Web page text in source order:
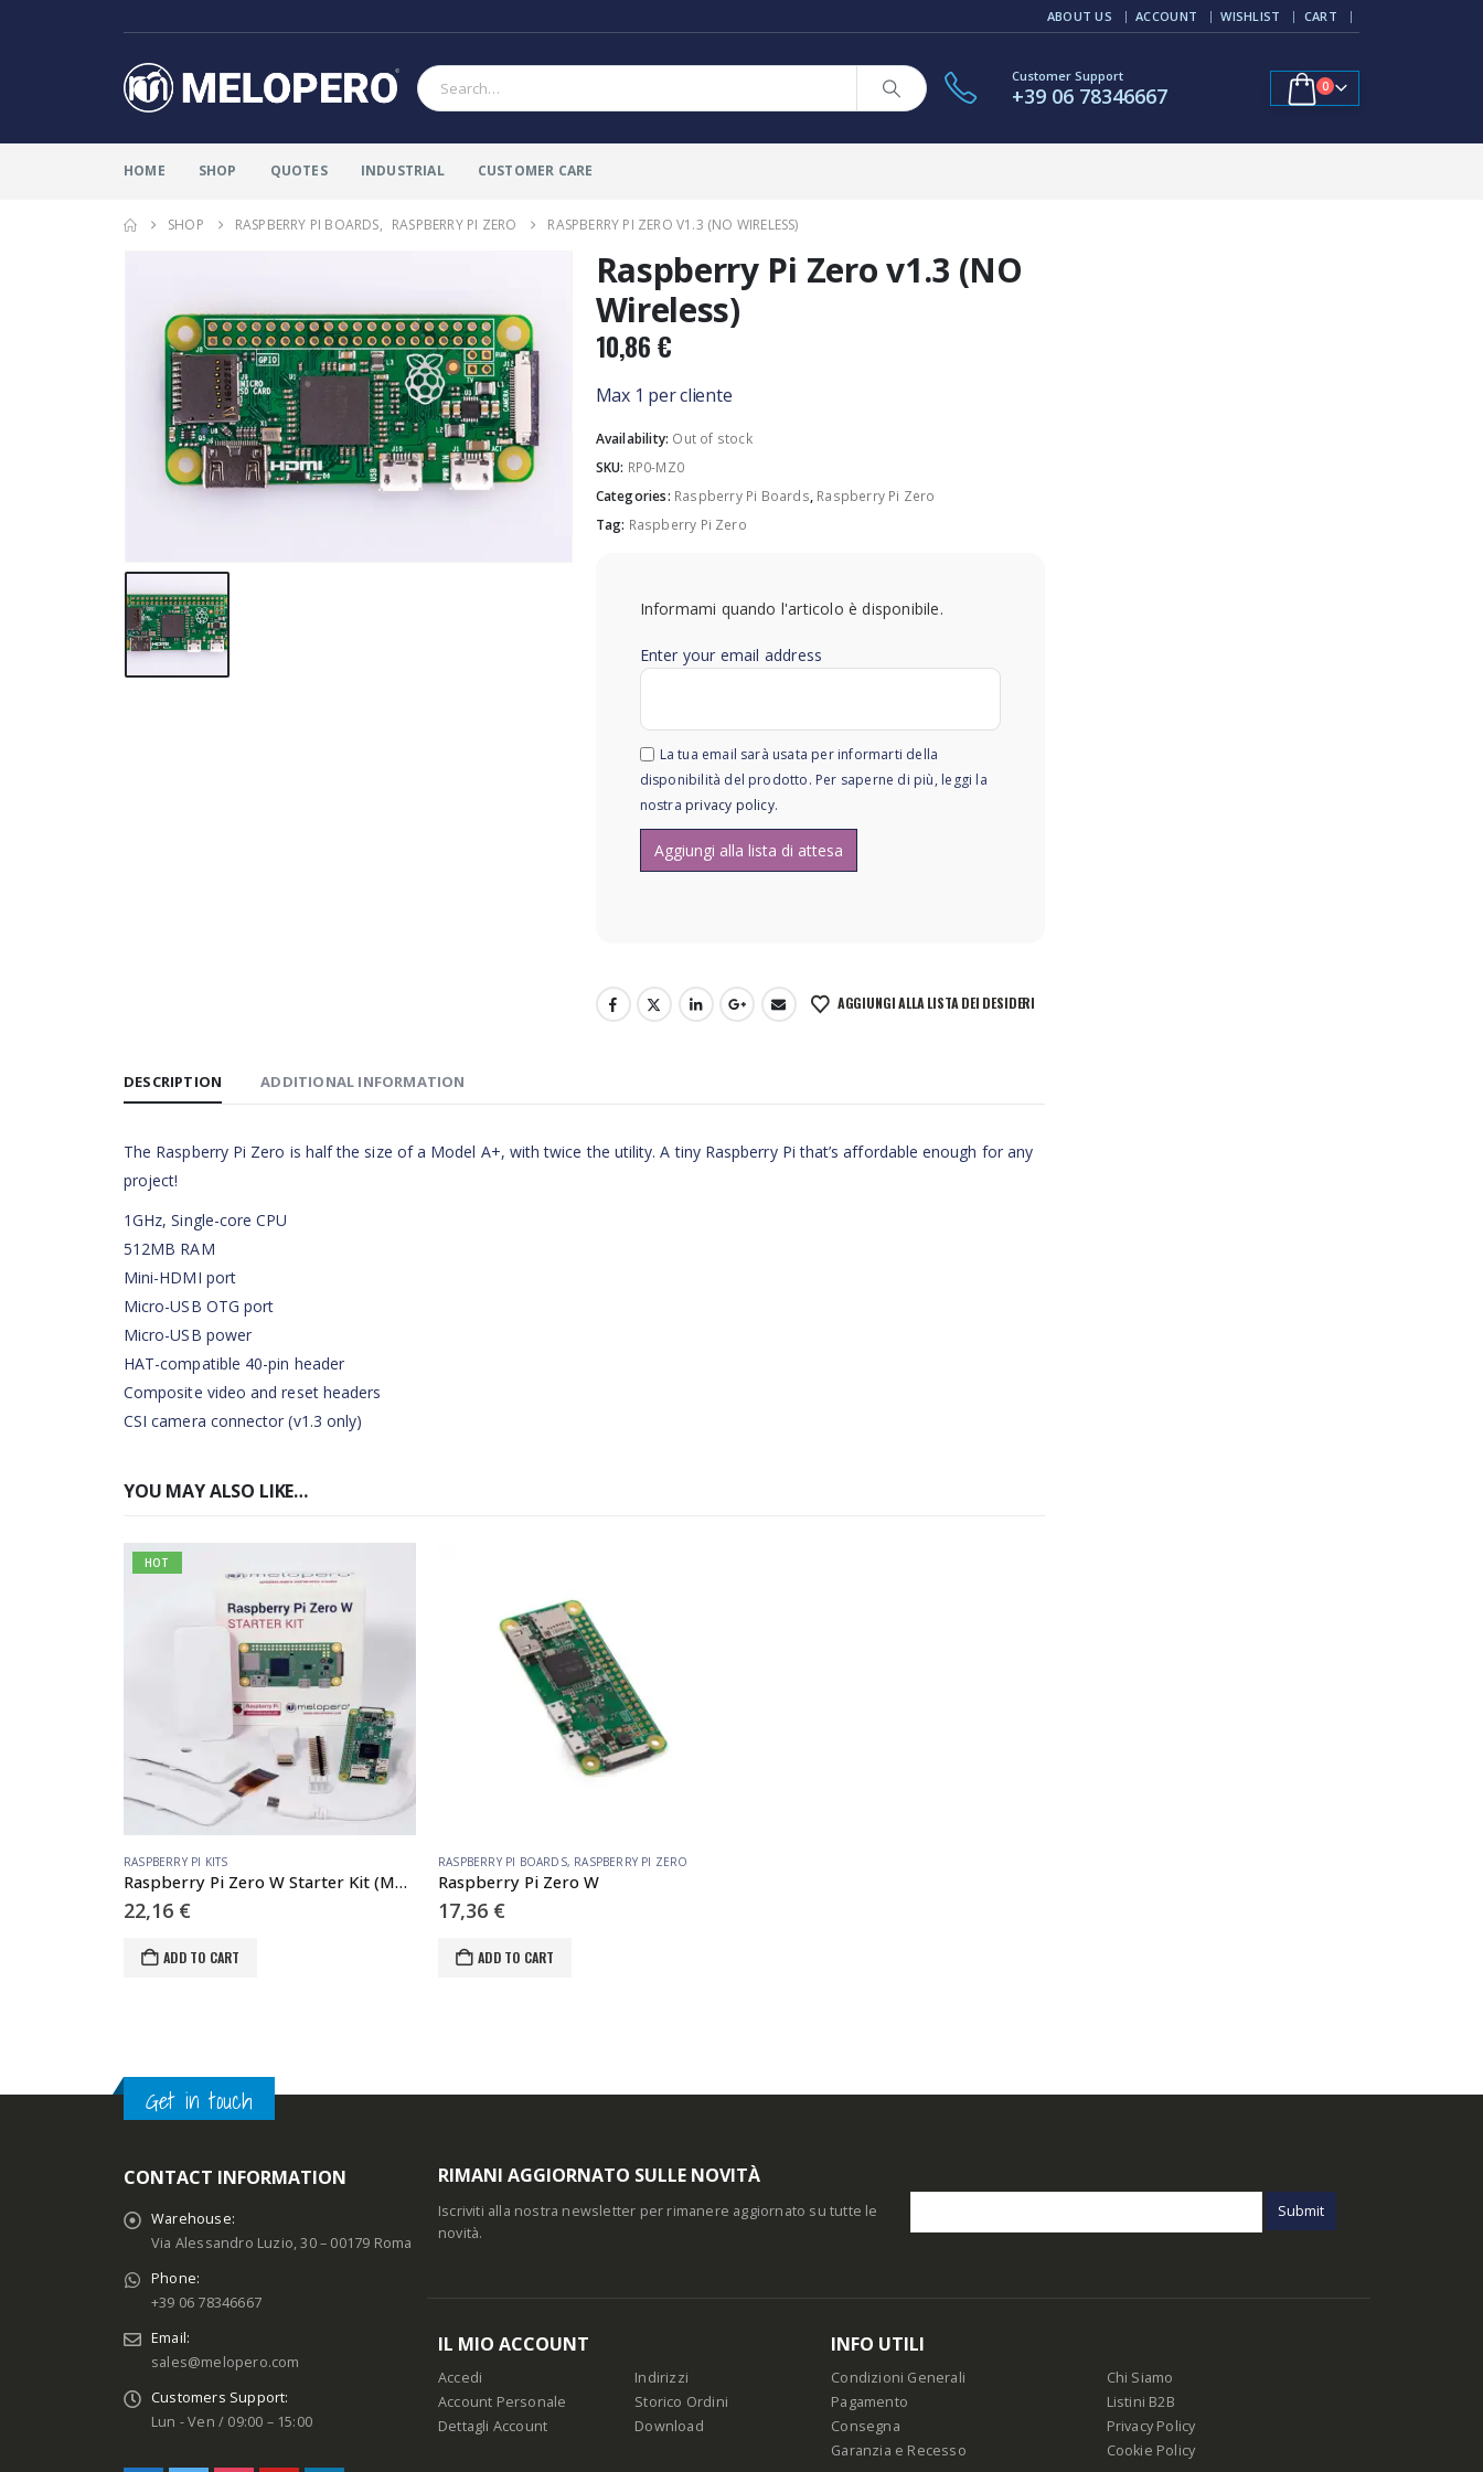
ABOUT US ACCOUNT WISHLIST CART
Customer Support
+39 06 78346667 0
HOME SHOP QUOTES INDUSTRIAL CUSTOMER CARE
SHOP RASPBERRY PI BOARDS, RASPBERRY PI ZERO RASPBERRY PI ZERO V1.3 (NO WIRELESS)
Raspberry Pi Zero v1.3 (NO
Wireless)
10,86€
Max 1 per cliente
Availability: Out of stock
SKU: RP0-MZ0
Categories: Raspberry Pi Boards, Raspberry Pi Zero
Tag: Raspberry Pi Zero
Informami quando l'articolo è disponibile.
Enter your email address
La tua email sarà usata per informarti della
disponibilità del prodotto. Per saperne di più, leggi la
nostra privacy policy.
AGGIUNGI ALLA LISTA DEI DESIDERI
DESCRIPTION ADDITIONAL INFORMATION
The Raspberry Pi Zero is half the size of a Model A+, with twice the utility. A tiny Raspberry Pi that’s affordable enough for any
project!
1GHz, Single-core CPU
512MB RAM
Mini-HDMI port
Micro-USB OTG port
Micro-USB power
HAT-compatible 40-pin header
Composite video and reset headers
CSI camera connector (v1.3 only)
YOU MAY ALSO LIKE…
HOT
RASPBERRY PI KITS
Raspberry Pi Zero W Starter Kit (MZ2)
22,16 €
ADD TO CART
RASPBERRY PI BOARDS, RASPBERRY PI ZERO
Raspberry Pi Zero W
17,36 €
ADD TO CART
Get in touch
CONTACT INFORMATION
Warehouse:
Via Alessandro Luzio, 30 – 00179 Roma
Phone:
+39 06 78346667
Email:
sales@melopero.com
Customers Support:
Lun - Ven / 09:00 – 15:00
RIMANI AGGIORNATO SULLE NOVITÀ
Iscriviti alla nostra newsletter per rimanere aggiornato su tutte le
novità.
IL MIO ACCOUNT
Accedi
Account Personale
Dettagli Account
Indirizzi
Storico Ordini
Download
INFO UTILI
Condizioni Generali
Pagamento
Consegna
Garanzia e Recesso
Chi Siamo
Listini B2B
Privacy Policy
Cookie Policy